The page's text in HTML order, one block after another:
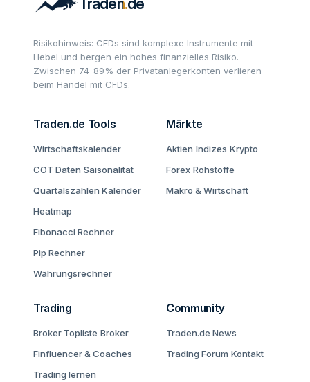
Risikohinweis: CFDs sind komplexe Instrumente mit
Hebel und bergen ein hohes finanzielles Risiko.
Zwischen 74-89% der Privatanlegerkonten verlieren
beim Handel mit CFDs.
Traden.de Tools
Wirtschaftskalender
COT Daten Saisonalität
Quartalszahlen Kalender
Heatmap
Fibonacci Rechner
Pip Rechner
Währungsrechner
Märkte
Aktien Indizes Krypto
Forex Rohstoffe
Makro & Wirtschaft
Trading
Broker Topliste Broker
Finfluencer & Coaches
Trading lernen
Community
Traden.de News
Trading Forum Kontakt